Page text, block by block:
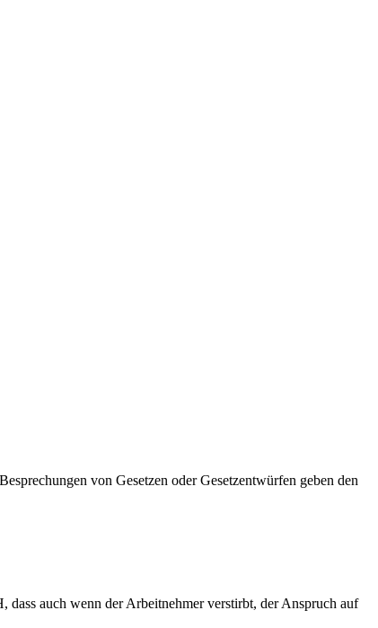
von Gesetzen oder Gesetzentwürfen geben den
auch wenn der Arbeitnehmer verstirbt, der Anspruch auf